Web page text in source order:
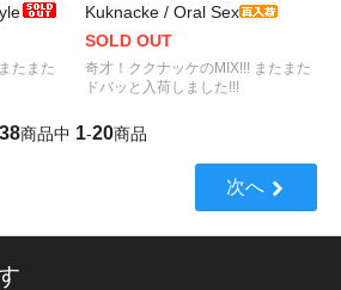
たまた
Kuknacke / Oral Sex
SOLD OUT
奇才！ククナッケのMIX!!! またまた
ドバッと入荷しました!!!
38商品中 1-20商品
次へ